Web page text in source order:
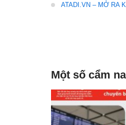
ATADI.VN – MỞ RA
Một số cẩm